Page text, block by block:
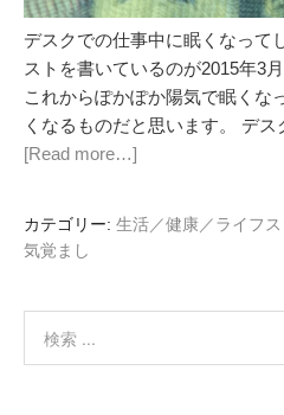
デスクでの仕事中に眠くなって
ストを書いているのが2015年3
これからぽかぽか陽気で眠くな
くなるものだと思います。 デ
[Read more…]
カテゴリー: 生活／健康／ライフ
気覚まし